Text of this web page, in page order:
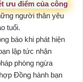
ưu điểm của công
người thân yêu
tuổi.
báo khi phát hiện
lập tức nhận
phòng ngừa
Đồng hành bạn